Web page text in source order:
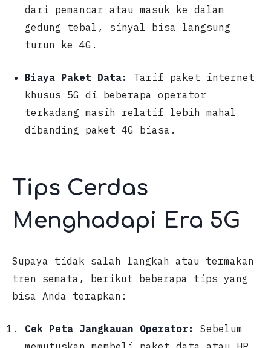
dari pemancar atau masuk ke dalam
gedung tebal, sinyal bisa langsung
turun ke 4G.
Biaya Paket Data:
Tarif paket internet
khusus 5G di beberapa operator
terkadang masih relatif lebih mahal
dibanding paket 4G biasa.
Tips Cerdas
Menghadapi Era 5G
Supaya tidak salah langkah atau termakan
tren semata, berikut beberapa tips yang
bisa Anda terapkan:
Cek Peta Jangkauan Operator:
Sebelum